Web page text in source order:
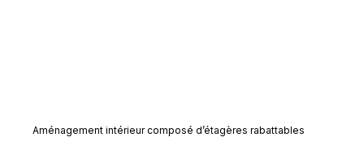
Aménagement intérieur composé d’étagères rabattables